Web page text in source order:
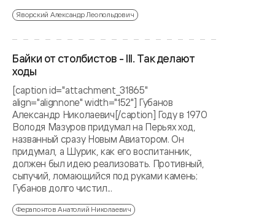
Яворский Александр Леопольдович
Байки от столбистов - III. Так делают
ходы
[caption id="attachment_31865"
align="alignnone" width="152"] Губанов
Александр Николаевич[/caption] Году в 1970
Володя Мазуров придумал на Перьях ход,
названный сразу Новым Авиатором. Он
придумал, а Шурик, как его воспитанник,
должен был идею реализовать. Противный,
сыпучий, ломающийся под руками камень;
Губанов долго чистил...
Ферапонтов Анатолий Николаевич